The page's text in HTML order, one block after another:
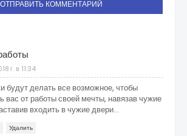
ОТПРАВИТЬ КОММЕНТАРИЙ
г. в 11:34
будут делать все возможное, чтобы
вас от работы своей мечты, навязав чужие
входить в чужие двери...
Удалить